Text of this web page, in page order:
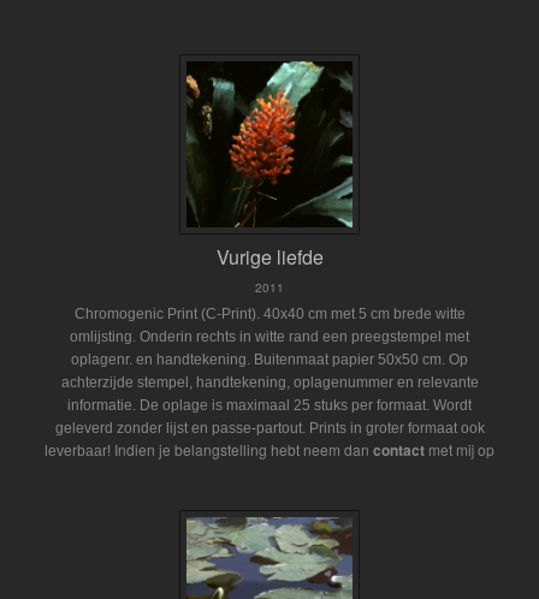
Vurige liefde
2011
Chromogenic Print (C-Print). 40x40 cm met 5 cm brede witte
omlijsting. Onderin rechts in witte rand een preegstempel met
oplagenr. en handtekening. Buitenmaat papier 50x50 cm. Op
achterzijde stempel, handtekening, oplagenummer en relevante
informatie. De oplage is maximaal 25 stuks per formaat. Wordt
geleverd zonder lijst en passe-partout. Prints in groter formaat ook
leverbaar! Indien je belangstelling hebt neem dan contact met mij op